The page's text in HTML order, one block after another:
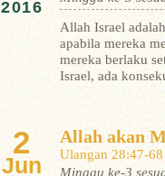
2016
Allah Israel
apabila mereka
mereka berlaku
Israel, ada
2
Jun
Allah akan
Ulangan 28:47-68
Minggu ke-3